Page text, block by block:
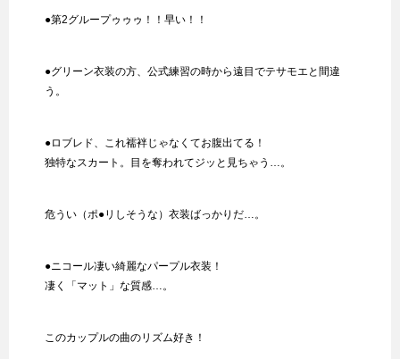
●第2グループゥゥゥ！！早い！！
●グリーン衣装の方、公式練習の時から遠目でテサモエと間違
う。
●ロブレド、これ襦袢じゃなくてお腹出てる！
独特なスカート。目を奪われてジッと見ちゃう…。
危うい（ポ●リしそうな）衣装ばっかりだ…。
●ニコール凄い綺麗なパープル衣装！
凄く「マット」な質感…。
このカップルの曲のリズム好き！